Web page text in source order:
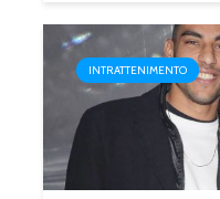
INTRATTENIMENTO